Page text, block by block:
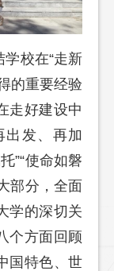
校在“走新
的重要经验
走好建设中
出发、再加
”“使命如磐
部分，全面
学的深切关
个方面回顾
国特色、世